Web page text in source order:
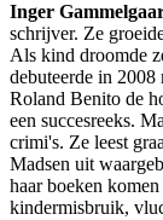
Inger
schrijver. Ze
Als kind droomde
debuteerde in
Roland Benito de
een succesreeks.
crimi's. Ze leest
Madsen uit
haar boeken
kindermisbruik,